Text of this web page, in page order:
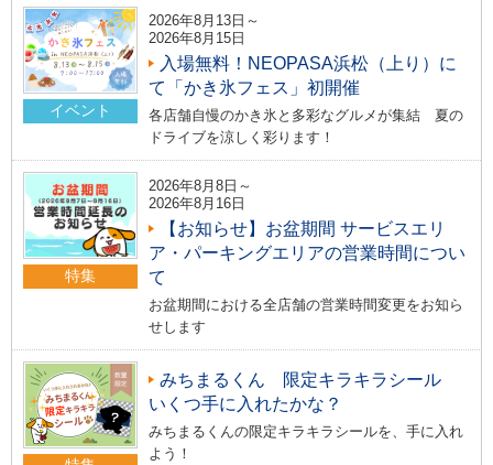
イベント
2026年8月13日～
2026年8月15日
入場無料！NEOPASA浜松（上り）に
て「かき氷フェス」初開催
各店舗自慢のかき氷と多彩なグルメが集結 夏の
ドライブを涼しく彩ります！
特集
2026年8月8日～
2026年8月16日
【お知らせ】お盆期間 サービスエリ
ア・パーキングエリアの営業時間につい
て
お盆期間における全店舗の営業時間変更をお知ら
せします
みちまるくん 限定キラキラシール
いくつ手に入れたかな？
みちまるくんの限定キラキラシールを、手に入れ
よう！